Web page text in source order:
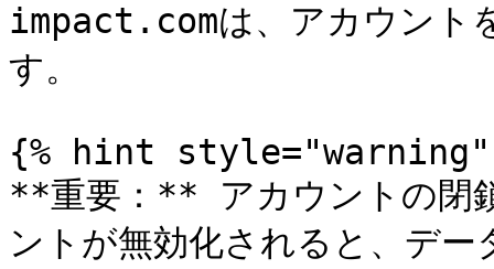
impact.comは、アカウント
す。
{% hint style="warning"
**重要：** アカウントの閉
ントが無効化されると、デ